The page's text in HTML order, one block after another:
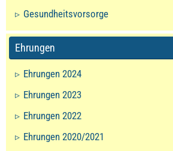
Gesundheitsvorsorge
Ehrungen
Ehrungen 2024
Ehrungen 2023
Ehrungen 2022
Ehrungen 2020/2021